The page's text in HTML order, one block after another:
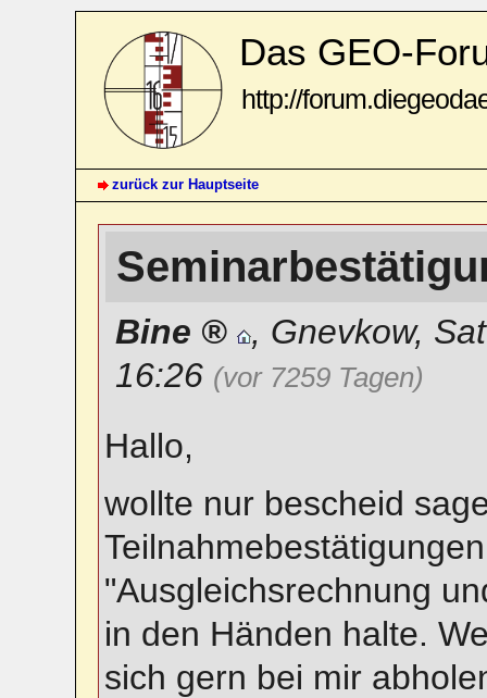
Das GEO-
http://
zurück zur Hauptseite
Bine , Gnevkow,
16:26 (vor 7259 Tagen)
Hallo,
wollte nur bescheid
"Ausgleichsrechnung
in den Händen halte.
sich gern bei mir